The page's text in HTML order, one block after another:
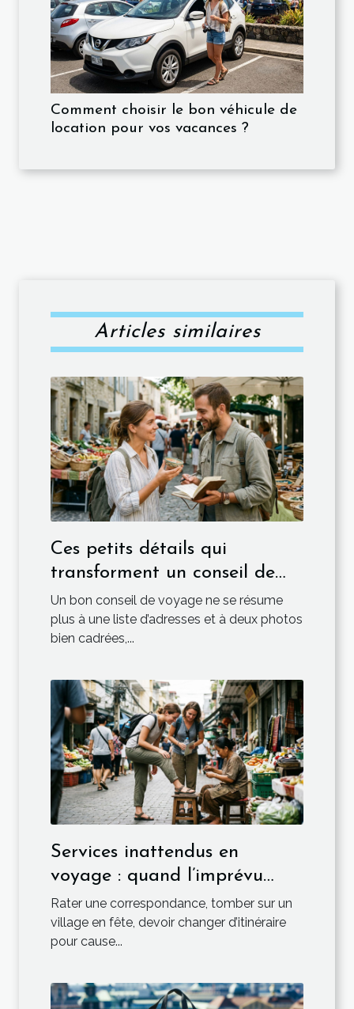
Comment choisir le bon véhicule de
location pour vos vacances ?
Articles similaires
Ces petits détails qui
transforment un conseil de
voyage en or
Un bon conseil de voyage ne se résume
plus à une liste d’adresses et à deux photos
bien cadrées,...
Services inattendus en
voyage : quand l’imprévu
devient l’essentiel
Rater une correspondance, tomber sur un
village en fête, devoir changer d’itinéraire
pour cause...